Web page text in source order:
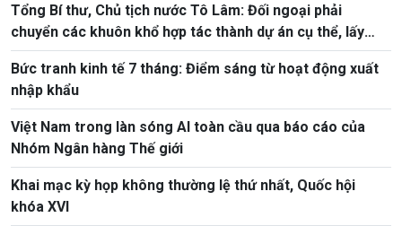
Tổng Bí thư, Chủ tịch nước Tô Lâm: Đối ngoại phải
chuyển các khuôn khổ hợp tác thành dự án cụ thể, lấy
hiệu quả thực chất làm thước đo
Bức tranh kinh tế 7 tháng: Điểm sáng từ hoạt động xuất
nhập khẩu
Việt Nam trong làn sóng AI toàn cầu qua báo cáo của
Nhóm Ngân hàng Thế giới
Khai mạc kỳ họp không thường lệ thứ nhất, Quốc hội
khóa XVI